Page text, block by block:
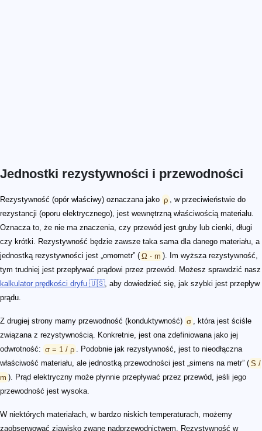
Jednostki rezystywności i przewodności
Rezystywność (opór właściwy) oznaczana jako ρ , w przeciwieństwie do
rezystancji (oporu elektrycznego), jest wewnętrzną właściwością materiału.
Oznacza to, że nie ma znaczenia, czy przewód jest gruby lub cienki, długi
czy krótki. Rezystywność będzie zawsze taka sama dla danego materiału, a
jednostką rezystywności jest „omometr” ( Ω ⋅ m ). Im wyższa rezystywność,
tym trudniej jest przepływać prądowi przez przewód. Możesz sprawdzić nasz
kalkulator prędkości dryfu 🇺🇸, aby dowiedzieć się, jak szybki jest przepływ
prądu.
Z drugiej strony mamy przewodność (konduktywność) σ , która jest ściśle
związana z rezystywnością. Konkretnie, jest ona zdefiniowana jako jej
odwrotność: σ = 1 / ρ . Podobnie jak rezystywność, jest to nieodłączna
właściwość materiału, ale jednostką przewodności jest „simens na metr” ( S /
m ). Prąd elektryczny może płynnie przepływać przez przewód, jeśli jego
przewodność jest wysoka.
W niektórych materiałach, w bardzo niskich temperaturach, możemy
zaobserwować zjawisko zwane nadprzewodnictwem. Rezystywność w